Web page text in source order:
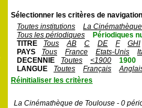
Sélectionner les critères de
Toutes institutions
La
Tous les périodiques
Périodiques
TITRE
Tous AB C DE F
GHI
PAYS
Tous France Etats-Unis
DECENNIE
Toutes <1900
1900
LANGUE
Toutes Français
Réinitialiser les critères
La Cinémathèque de Toulouse - 0